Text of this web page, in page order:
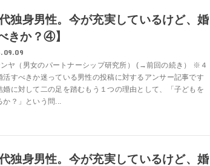
代独身男性。今が充実しているけど、婚
きか？④】
ンヤ（男女のパートナーシップ研究所） (→前回の続き） ※４
活すべきか迷っている男性の投稿に対するアンサー記事です
婚に対して二の足を踏むもう１つの理由として、「子どもを
か？」という問...
代独身男性。今が充実しているけど、婚